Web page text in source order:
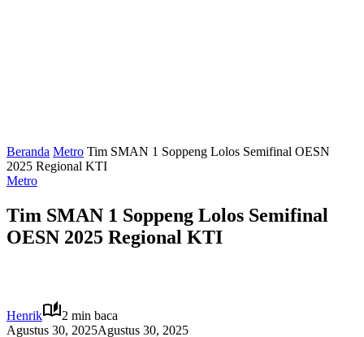
Beranda Metro Tim SMAN 1 Soppeng Lolos Semifinal OESN
2025 Regional KTI
Metro
Tim SMAN 1 Soppeng Lolos Semifinal
OESN 2025 Regional KTI
Henrik
2 min baca
Agustus 30, 2025Agustus 30, 2025